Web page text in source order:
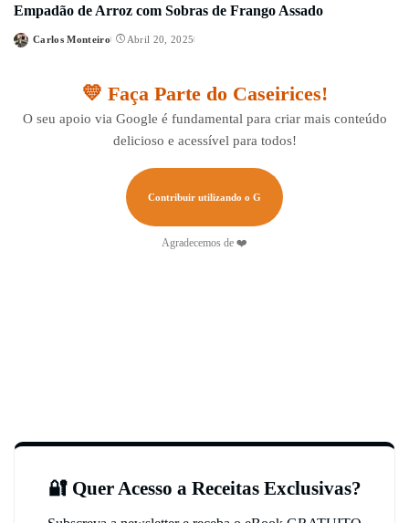
Empadão de Arroz com Sobras de Frango Assado
Posted
Carlos Monteiro Abril 20, 2025
💛 Faça Parte do Caseirices!
O seu apoio via Google é fundamental para criar mais conteúdo
delicioso e acessível para todos!
Contribuir utilizando o G
Agradecemos de ❤️
🔐 Quer Acesso a Receitas Exclusivas?